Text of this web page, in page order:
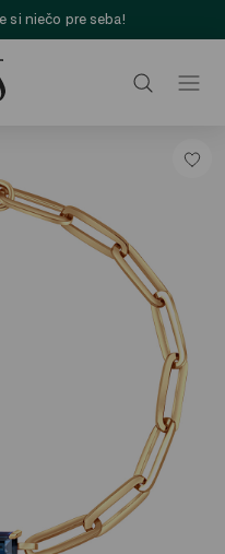
si niečo pre seba!